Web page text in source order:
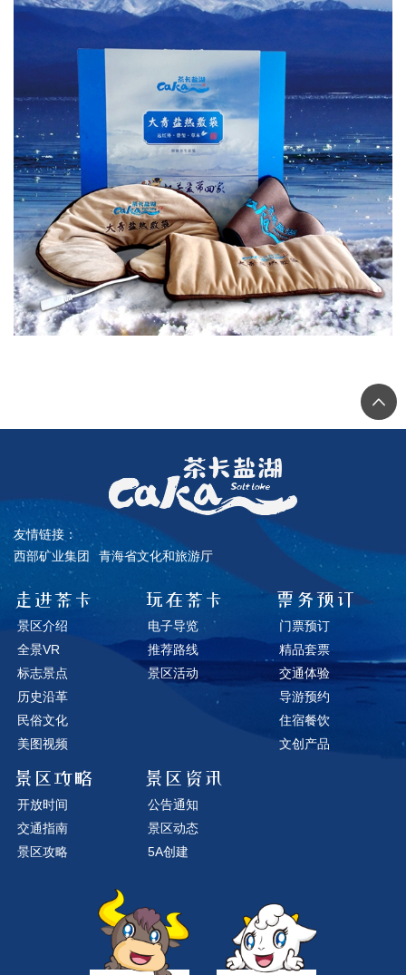
友情链接：
西部矿业集团
青海省文化和旅游厅
走进茶卡
景区介绍
全景VR
标志景点
历史沿革
民俗文化
美图视频
玩在茶卡
电子导览
推荐路线
景区活动
票务预订
门票预订
精品套票
交通体验
导游预约
住宿餐饮
文创产品
景区攻略
开放时间
交通指南
景区攻略
景区资讯
公告通知
景区动态
5A创建